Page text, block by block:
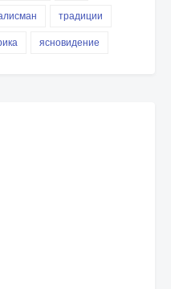
традиции
ясновидение